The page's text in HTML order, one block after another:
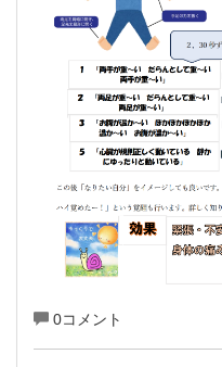
0コメント